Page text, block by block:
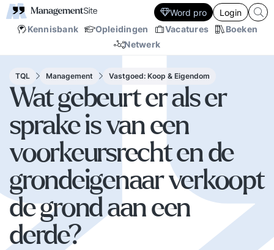
Kennisbank Opleidingen Vacatures
Boeken
Netwerk
Word pro Login
TQL Management Vastgoed: Koop & Eigendom
Wat gebeurt er als er
sprake is van een
voorkeursrecht en de
grondeigenaar verkoopt
de grond aan een
derde?